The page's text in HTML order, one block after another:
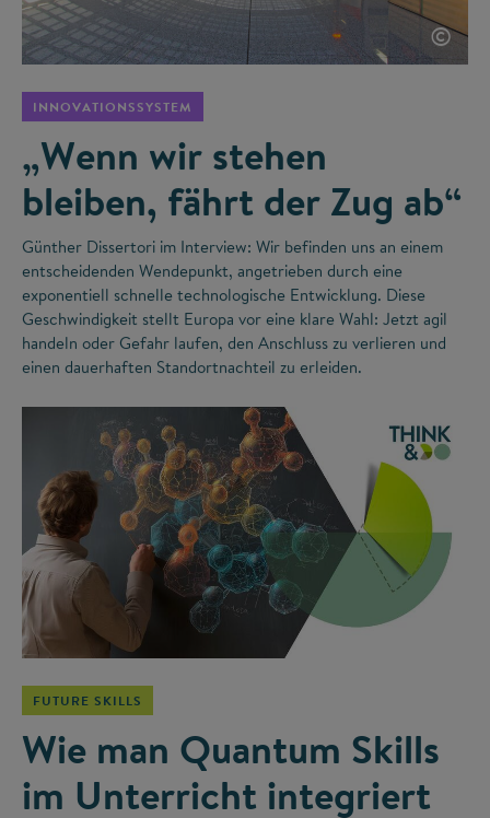
©
INNOVATIONSSYSTEM
„Wenn wir stehen
bleiben, fährt der Zug ab“
Günther Dissertori im Interview: Wir befinden uns an einem
entscheidenden Wendepunkt, angetrieben durch eine
exponentiell schnelle technologische Entwicklung. Diese
Geschwindigkeit stellt Europa vor eine klare Wahl: Jetzt agil
handeln oder Gefahr laufen, den Anschluss zu verlieren und
einen dauerhaften Standortnachteil zu erleiden.
FUTURE SKILLS
Wie man Quantum Skills
im Unterricht integriert